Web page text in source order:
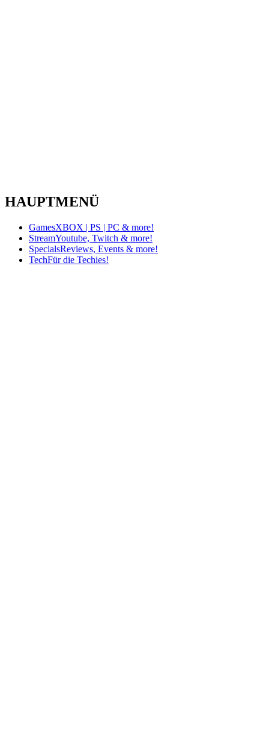
HAUPTMENÜ
GamesXBOX | PS | PC & more!
StreamYoutube, Twitch & more!
SpecialsReviews, Events & more!
TechFür die Techies!